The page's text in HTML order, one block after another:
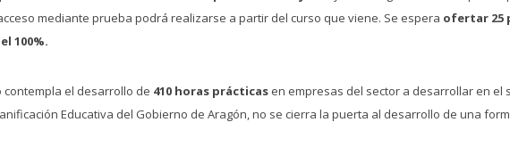
mediante prueba podrá realizarse a partir del curso que viene. Se espera ofertar 25
100%.
el desarrollo de 410 horas prácticas en empresas del sector a desarrollar en el
Educativa del Gobierno de Aragón, no se cierra la puerta al desarrollo de una